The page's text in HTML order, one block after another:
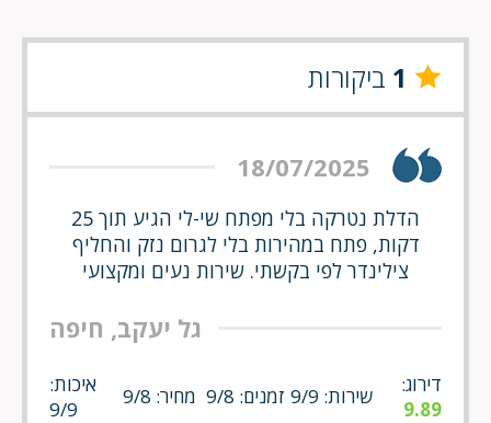
1 ביקורות
18/07/2025
הדלת נטרקה בלי מפתח שי-לי הגיע תוך 25
דקות, פתח במהירות בלי לגרום נזק והחליף
צילינדר לפי בקשתי. שירות נעים ומקצועי
גל יעקב, חיפה
דירוג:
9.89
שירות: 9/9 זמנים: 9/8 מחיר: 9/8
איכות:
9/9